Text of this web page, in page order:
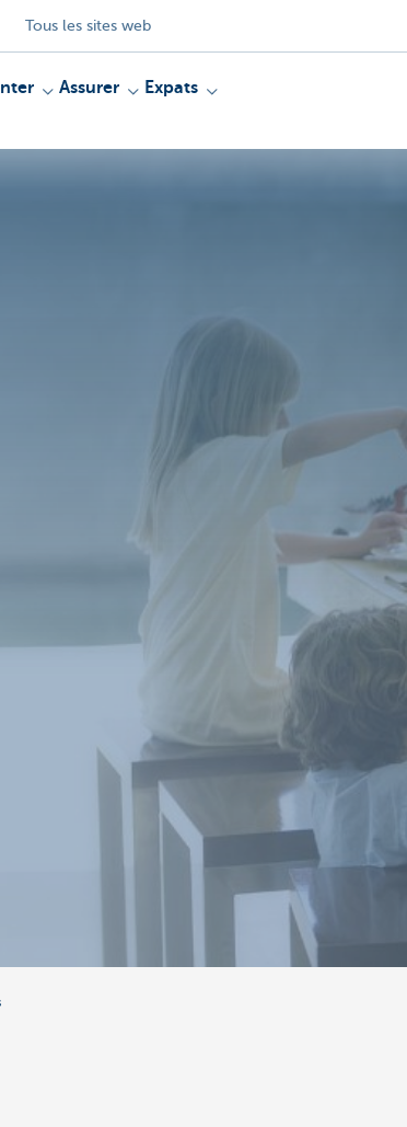
Tous les sites web
Assurer
Expats